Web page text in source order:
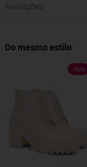
Avaliações
Do mesmo estilo
-50%